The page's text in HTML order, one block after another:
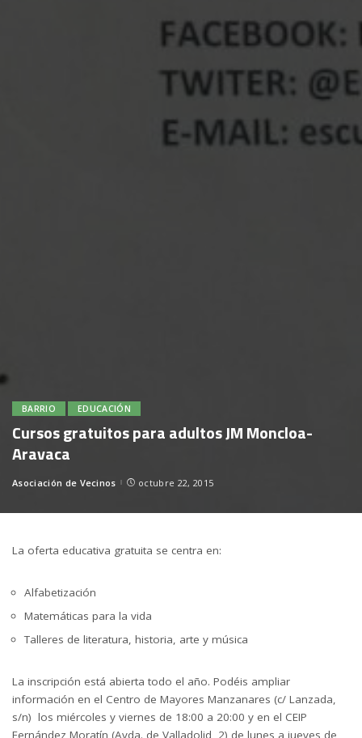
BARRIO EDUCACIÓN
Cursos gratuitos para adultos JM Moncloa-
Aravaca
Posted
Asociación de Vecinos octubre 22, 2015
La oferta educativa gratuita se centra en:
Alfabetización
Matemáticas para la vida
Talleres de literatura, historia, arte y música
La inscripción está abierta todo el año. Podéis ampliar
información en el Centro de Mayores Manzanares (c/ Lanzada,
s/n) los miércoles y viernes de 18:00 a 20:00 y en el CEIP
Fernández Moratín (Avda. de Valladolid, 2) de lunes a jueves de